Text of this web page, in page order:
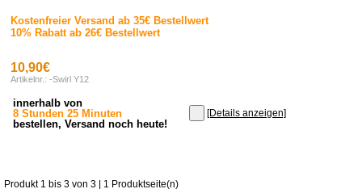
Kostenfreier Versand ab 35€ Bestellwert
10% Rabatt ab 26€ Bestellwert
10,90€
Artikelnr.: -Swirl Y12
innerhalb von
8 Stunden 25 Minuten
bestellen, Versand noch heute!
[Details anzeigen]
Produkt 1 bis 3 von 3 | 1 Produktseite(n)